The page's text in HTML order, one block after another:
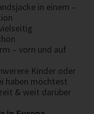
in einem –
– vorn und auf
Kinder oder
haben möchtest
& weit darüber